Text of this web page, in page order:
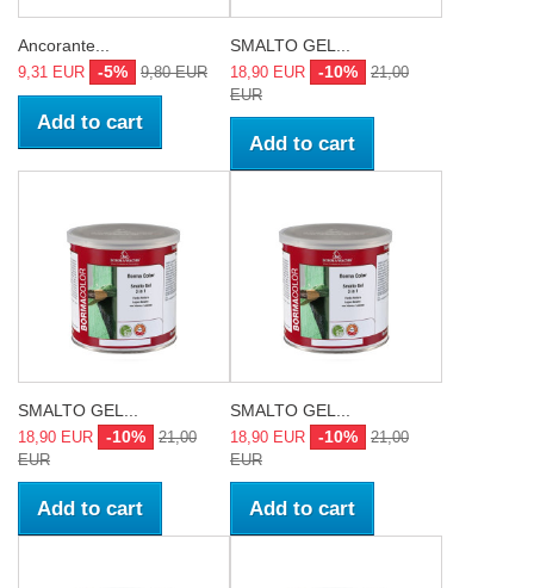
Ancorante...
9,31 EUR -5% 9,80 EUR
Add to cart
SMALTO GEL...
18,90 EUR -10%
21,00
EUR
Add to cart
SMALTO GEL...
18,90 EUR -10%
21,00
EUR
Add to cart
SMALTO GEL...
18,90 EUR -10%
21,00
EUR
Add to cart